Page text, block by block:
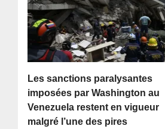
Les sanctions paralysantes
imposées par Washington au
Venezuela restent en vigueur
malgré l’une des pires